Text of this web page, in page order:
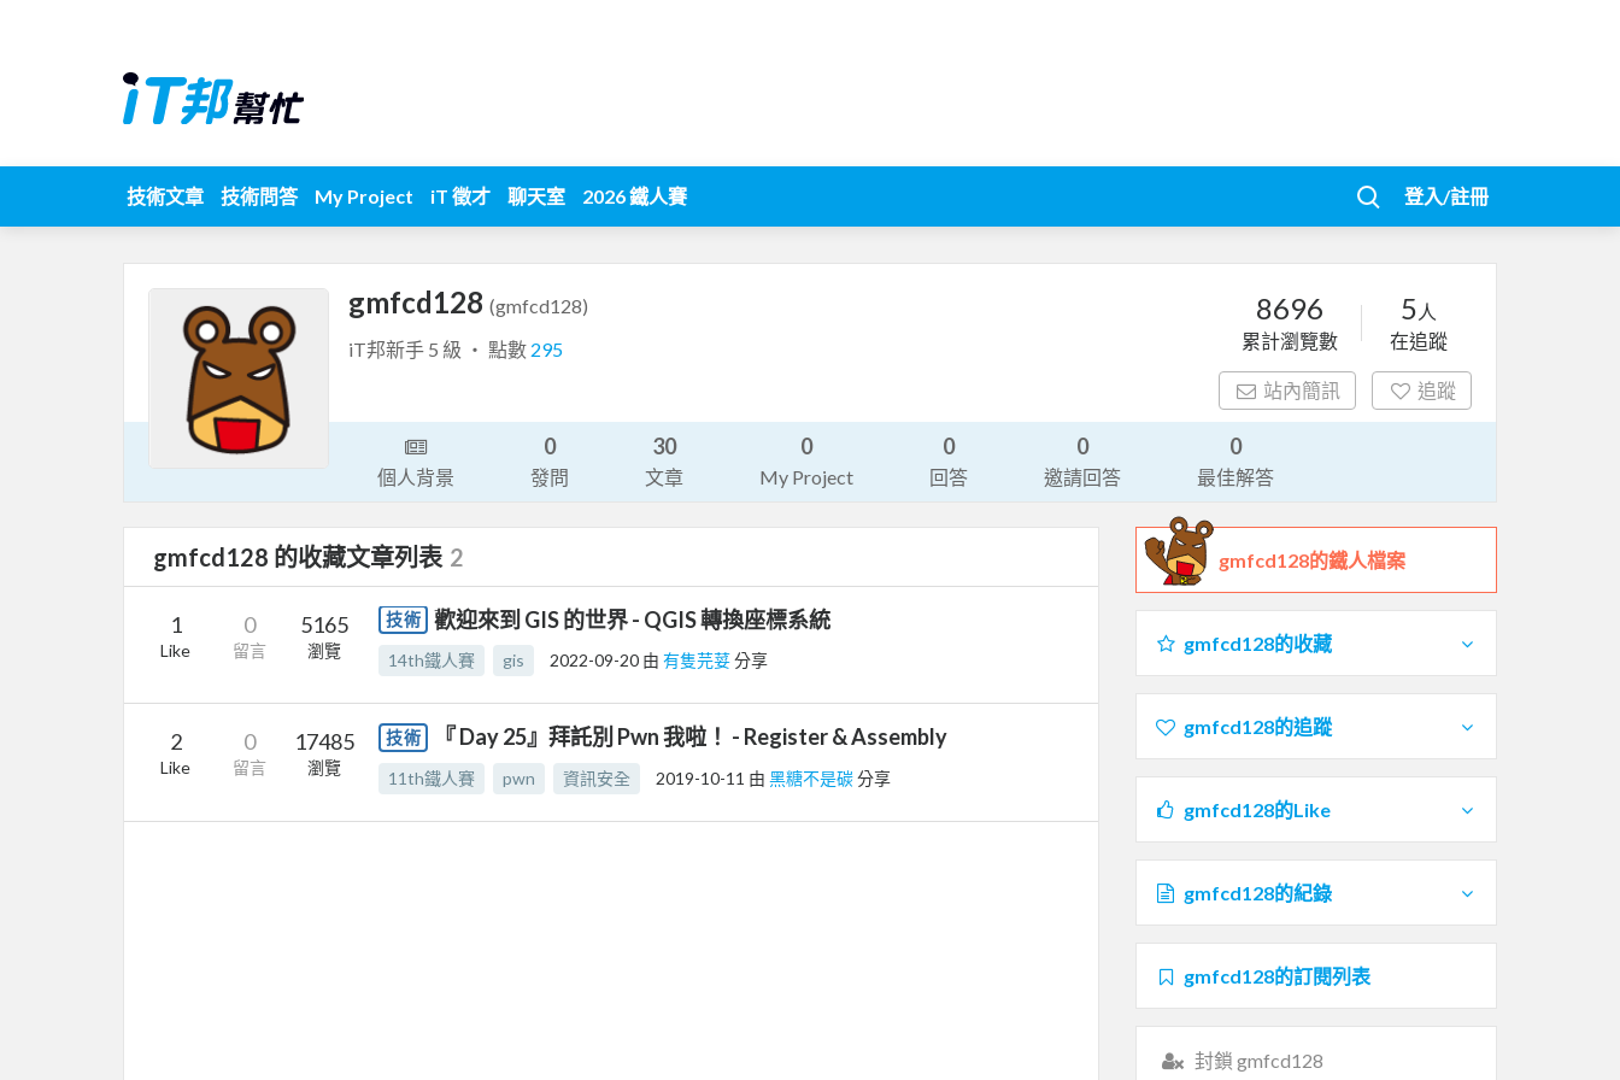
技術文章 技術問答 My Project iT 徵才 聊天室 2026 鐵人賽 登入/註冊
gmfcd128 (gmfcd128)
iT邦新手 5 級 ‧ 點數 295
8696
累計瀏覽數
5 人
在追蹤
站內簡訊 追蹤
個人背景
0
發問
30
文章
0
My Project
0
回答
0
邀請回答
0
最佳解答
gmfcd128 的收藏文章列表 2
1
Like
0
留言
5165
瀏覽
技術 歡迎來到 GIS 的世界 - QGIS 轉換座標系統
14th鐵人賽 gis 2022-09-20 由 有隻芫荽分享
2
Like
0
留言
17485
瀏覽
技術 『 Day 25』拜託別 Pwn 我啦！ - Register & Assembly
11th鐵人賽 pwn 資訊安全 2019-10-11 由 黑糖不是碳分享
gmfcd128的鐵人檔案
gmfcd128的收藏
gmfcd128的追蹤
gmfcd128的Like
gmfcd128的紀錄
gmfcd128的訂閱列表
封鎖 gmfcd128